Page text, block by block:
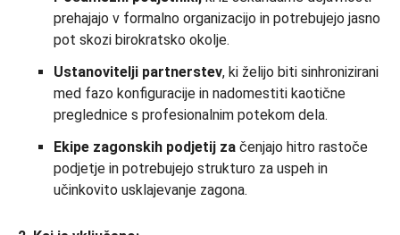
prehajajo v formalno organizacijo in potrebujejo jasno
pot skozi birokratsko okolje.
Ustanovitelji partnerstev, ki želijo biti sinhronizirani
med fazo konfiguracije in nadomestiti kaotične
preglednice s profesionalnim potekom dela.
Ekipe zagonskih podjetij za čenjajo hitro rastoče
podjetje in potrebujejo strukturo za uspeh in
učinkovito usklajevanje zagona.